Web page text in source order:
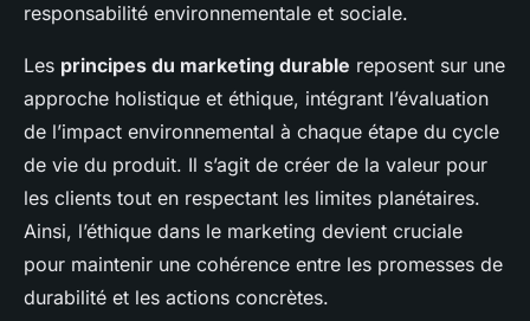
responsabilité environnementale et sociale.
Les principes du marketing durable reposent sur une
approche holistique et éthique, intégrant l’évaluation
de l’impact environnemental à chaque étape du cycle
de vie du produit. Il s’agit de créer de la valeur pour
les clients tout en respectant les limites planétaires.
Ainsi, l’éthique dans le marketing devient cruciale
pour maintenir une cohérence entre les promesses de
durabilité et les actions concrètes.